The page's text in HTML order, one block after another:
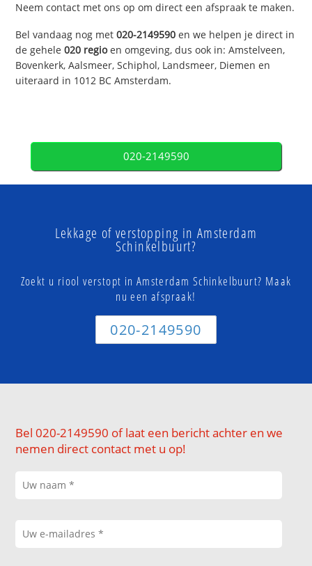
Neem contact met ons op om direct een afspraak te maken.
Bel vandaag nog met020-2149590 en we helpen je direct in
de gehele020 regioen omgeving, dus ook in: Amstelveen,
Bovenkerk, Aalsmeer, Schiphol, Landsmeer, Diemen en
uiteraard in 1012 BC Amsterdam.
020-2149590
Lekkage of verstopping in Amsterdam
Schinkelbuurt?
Zoekt u riool verstopt in Amsterdam Schinkelbuurt? Maak
nu een afspraak!
020-2149590
Bel 020-2149590 of laat een bericht achter en we
nemen direct contact met u op!